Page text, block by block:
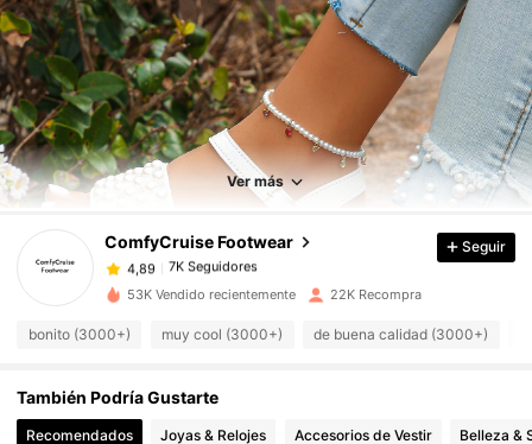
Ver más
ComfyCruise Footwear
4,89 7K Seguidores
4,89 7K Seguidores
4,89
7K Seguidores
c***2
pagóHace 1 día
4,89 7K Seguidores
Seguir
53K Vendido recientemente 22K Recompra
bonito (3000+) muy cool (3000+) de buena calidad (3000+)
También Podría Gustarte
Recomendados Joyas & Relojes Accesorios de Vestir Belleza &